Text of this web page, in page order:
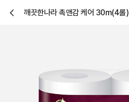
닫
깨끗한나라 촉앤감 케어 30m(4롤)